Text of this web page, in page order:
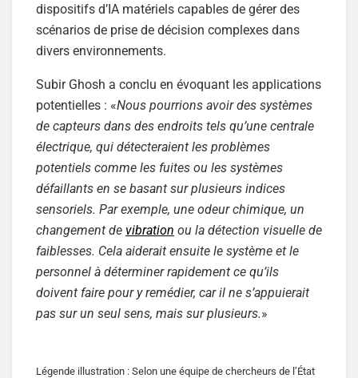
dispositifs d’IA matériels capables de gérer des
scénarios de prise de décision complexes dans
divers environnements.
Subir Ghosh a conclu en évoquant les applications
potentielles : «Nous pourrions avoir des systèmes
de capteurs dans des endroits tels qu’une centrale
électrique, qui détecteraient les problèmes
potentiels comme les fuites ou les systèmes
défaillants en se basant sur plusieurs indices
sensoriels. Par exemple, une odeur chimique, un
changement de vibration ou la détection visuelle de
faiblesses. Cela aiderait ensuite le système et le
personnel à déterminer rapidement ce qu’ils
doivent faire pour y remédier, car il ne s’appuierait
pas sur un seul sens, mais sur plusieurs.»
Légende illustration : Selon une équipe de chercheurs de l’État